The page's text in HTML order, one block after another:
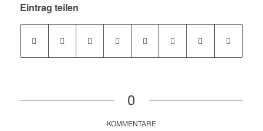
Eintrag teilen
0
KOMMENTARE